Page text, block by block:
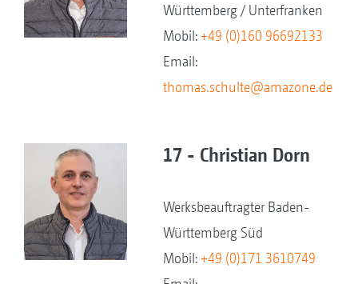
Württemberg / Unterfranken
Mobil:+49 (0)160 96692133
Email:
thomas.schulte@amazone.de
17 - Christian Dorn
Werksbeauftragter Baden-
Württemberg Süd
Mobil:+49 (0)171 3610749